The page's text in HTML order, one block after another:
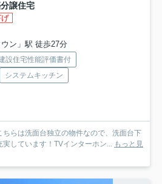
譲住宅
ン」駅 徒歩27分
設住宅性能評価書付
システムキッチン
らは洗面台独立の物件なので、洗面台下
しています！TVインターホン... もっと見